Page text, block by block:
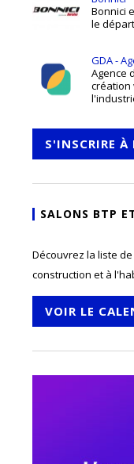
Bonnici
le
GDA -
Agence
création
S'INSCRIRE
SALONS BTP
Découvrez la liste
construction et à
VOIR LE